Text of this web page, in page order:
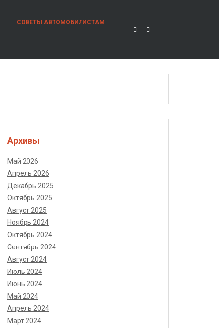
СОВЕТЫ АВТОМОБИЛИСТАМ
Архивы
Май 2026
Апрель 2026
Декабрь 2025
Октябрь 2025
Август 2025
Ноябрь 2024
Октябрь 2024
Сентябрь 2024
Август 2024
Июль 2024
Июнь 2024
Май 2024
Апрель 2024
Март 2024